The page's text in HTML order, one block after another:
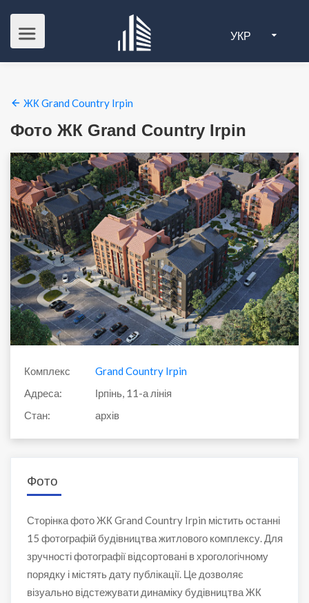
УКР
ЖК Grand Country Irpin
Фото ЖК Grand Country Irpin
Комплекс
Grand Country Irpin
Адреса:
Ірпінь, 11-а лінія
Стан:
архів
Фото
Сторінка фото ЖК Grand Country Irpin містить останні
15 фотографій будівництва житлового комплексу. Для
зручності фотографії відсортовані в хрогологічному
порядку і містять дату публікації. Це дозволяє
візуально відстежувати динаміку будівництва ЖК